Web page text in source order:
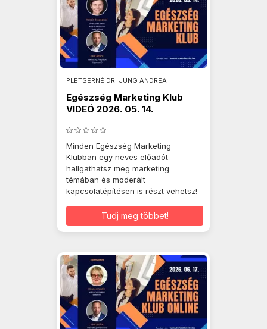
PLETSERNÉ DR. JUNG ANDREA
Egészség Marketing Klub
VIDEÓ 2026. 05. 14.
Minden Egészség Marketing
Klubban egy neves előadót
hallgathatsz meg marketing
témában és moderált
kapcsolatépítésen is részt vehetsz!
Tudj meg többet!